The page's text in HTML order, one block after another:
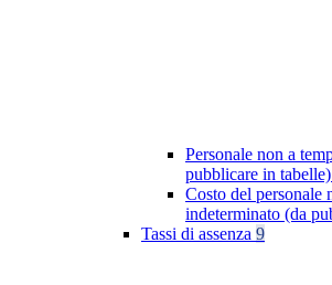
Personale non a
pubblicare in tabelle)
Costo del personale
indeterminato (da
Tassi di assenza 9